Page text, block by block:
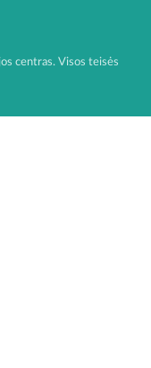
centras. Visos teisės